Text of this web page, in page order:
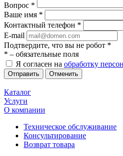
Вопрос *
Ваше имя *
Контактный телефон *
E-mail
Подтвердите, что вы не робот *
* – обязательные поля
Я согласен на обработку
Отменить
Каталог
Услуги
О компании
Техническое обслуживание
Консультирование
Возврат товара